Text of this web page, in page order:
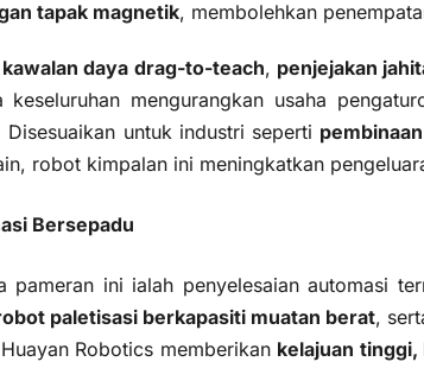
tapak magnetik, membolehkan
kawalan daya drag-to-teach, penjejakan
mengurangkan usaha
untuk industri seperti
robot kimpalan ini meningkatkan
Bersepadu
pameran ini ialah penyelesaian automasi
paletisasi berkapasiti muatan berat,
Robotics memberikan kelajuan